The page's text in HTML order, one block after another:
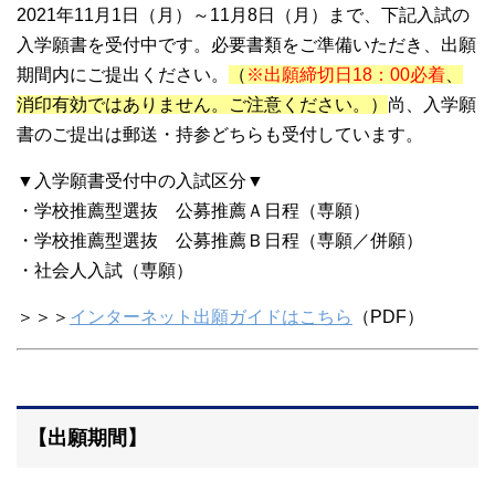
2021年11月1日（月）～11月8日（月）まで、下記入試の
入学願書を受付中です。必要書類をご準備いただき、出願
期間内にご提出ください。
（ ※出願締切日18：00必着
消印有効ではありません。ご注意ください。） 尚、入学願
書のご提出は郵送・持参どちらも受付しています。
▼入学願書受付中の入試区分▼
・学校推薦型選抜 公募推薦Ａ日程（専願）
・学校推薦型選抜 公募推薦Ｂ日程（専願／併願）
・社会人入試（専願）
＞＞＞ インターネット出願ガイドはこちら （PDF）
【出願期間】